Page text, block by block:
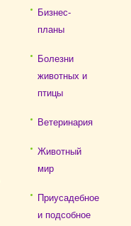
Бизнес-
планы
Болезни
животных и
птицы
Ветеринария
Животный
мир
Приусадебное
и подсобное